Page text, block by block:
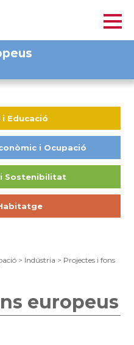
i Educació
i Ocupació
Sostenibilitat
> Indústria > Projectes i fons
europeus